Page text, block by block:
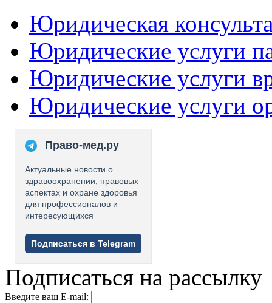
Юридическая
Юридические услуги
Юридические услуги
Юридические услуги
Право-мед.ру
Актуальные новости о
здравоохранении, правовых
аспектах и охране здоровья
для профессионалов и
интересующихся
Подписаться в Telegram
Подписаться на рассылку
Введите ваш E-mail: